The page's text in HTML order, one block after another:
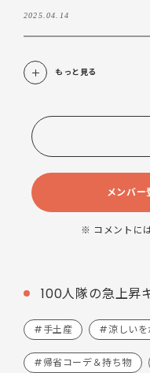
2025.04.14
もっと見る
メンバー
※ コメントに
100人隊の急上昇
#手土産 #涼しいを
#帰省コーデ＆持ち物